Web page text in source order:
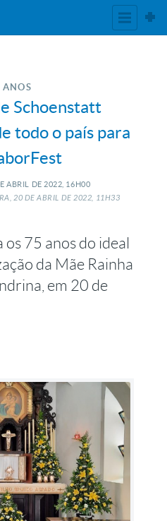
Schoenstatt
todo o país para
ABRIL DE 2022, 16H00
20 DEABRIL DE2022, 11H33
75 anos do ideal
da Mãe Rainha
em 20 de